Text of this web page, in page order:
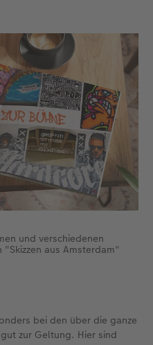
und verschiedenen
aus Amsterdam"
bei den über die ganze
zur Geltung. Hier sind